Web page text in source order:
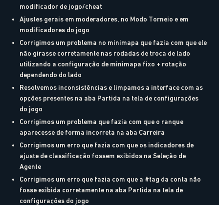
modificador de jogo/cheat
Ajustes gerais em moderadores, no Modo Torneio e em
modificadores do jogo
Corrigimos um problema no minimapa que fazia com que ele
não girasse corretamente nas rodadas de troca de lado
utilizando a configuração de minimapa fixo + rotação
dependendo do lado
Resolvemos inconsistências e limpamos a interface com as
opções presentes na aba Partida na tela de configurações
do jogo
Corrigimos um problema que fazia com que o ranque
aparecesse de forma incorreta na aba Carreira
Corrigimos um erro que fazia com que os indicadores de
ajuste de classificação fossem exibidos na Seleção de
Agente
Corrigimos um erro que fazia com que a #tag da conta não
fosse exibida corretamente na aba Partida na tela de
configurações do jogo